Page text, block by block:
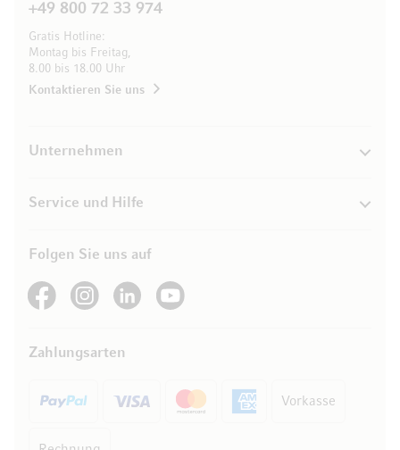
+49 800 72 33 974
Gratis Hotline:
Montag bis Freitag,
8.00 bis 18.00 Uhr
Kontaktieren Sie uns
Unternehmen
Service und Hilfe
Folgen Sie uns auf
See our FacebookSee our Instagram account
See our LinkedInSee our YouTube channel
Zahlungsarten
Vorkasse